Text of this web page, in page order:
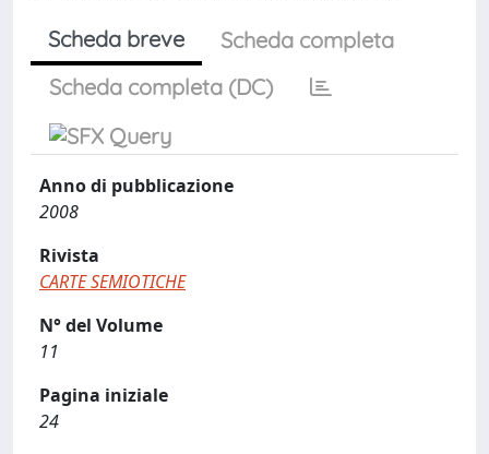
Scheda breve
Scheda completa
Scheda completa (DC)
Anno di pubblicazione
2008
Rivista
CARTE SEMIOTICHE
N° del Volume
11
Pagina iniziale
24